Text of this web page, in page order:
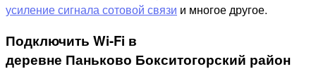
усиление сигнала сотовой связи и многое другое.
Подключить Wi-Fi в
деревне Паньково Бокситогорский район